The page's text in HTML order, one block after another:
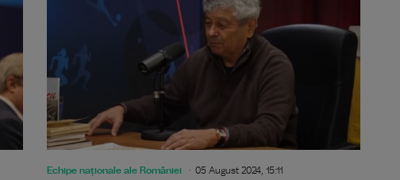
Echipe naționale ale României 05 August 2024, 15:11